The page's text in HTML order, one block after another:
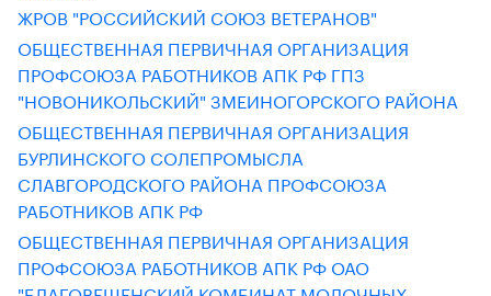
ЖРОВ "РОССИЙСКИЙ СОЮЗ ВЕТЕРАНОВ"
ОБЩЕСТВЕННАЯ ПЕРВИЧНАЯ ОРГАНИЗАЦИЯ
ПРОФСОЮЗА РАБОТНИКОВ АПК РФ ГПЗ
"НОВОНИКОЛЬСКИЙ" ЗМЕИНОГОРСКОГО РАЙОНА
ОБЩЕСТВЕННАЯ ПЕРВИЧНАЯ ОРГАНИЗАЦИЯ
БУРЛИНСКОГО СОЛЕПРОМЫСЛА
СЛАВГОРОДСКОГО РАЙОНА ПРОФСОЮЗА
РАБОТНИКОВ АПК РФ
ОБЩЕСТВЕННАЯ ПЕРВИЧНАЯ ОРГАНИЗАЦИЯ
ПРОФСОЮЗА РАБОТНИКОВ АПК РФ ОАО